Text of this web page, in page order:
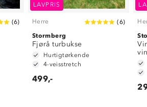
(6)
LAVPRIS
Herre (6)
Stormberg
Fjørå turbukse
Hurtigtørkende
4-veisstretch
499,-